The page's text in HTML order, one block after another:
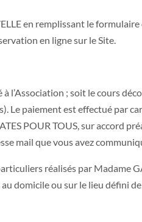
en remplissant le
en ligne sur le Site.
l’Association ; soit le cours
Le paiement est effectué par
POUR TOUS, sur accord
mail que vous avez
réalisés par Madame
domicile ou sur le lieu défini de